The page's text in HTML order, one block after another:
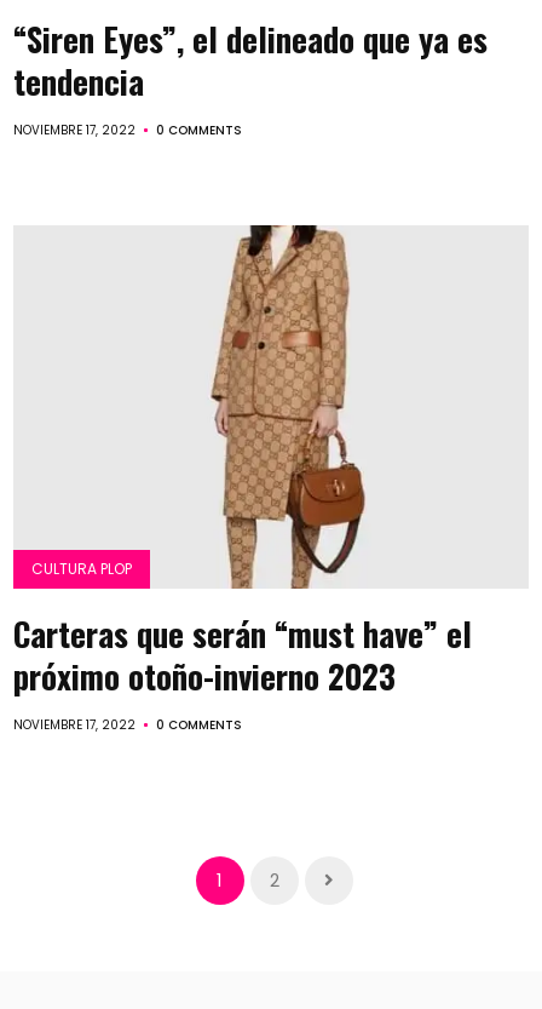
“Siren Eyes”, el delineado que ya es
tendencia
NOVIEMBRE 17, 2022 0 COMMENTS
CULTURA PLOP
Carteras que serán “must have” el
próximo otoño-invierno 2023
NOVIEMBRE 17, 2022 0 COMMENTS
1 2